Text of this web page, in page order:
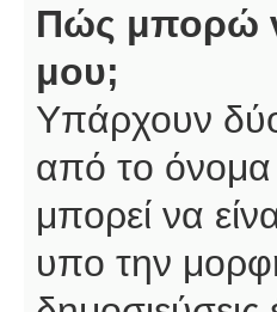
Πώς μπορώ
μου;
Υπάρχουν
από το όνομα
μπορεί να
υπο την